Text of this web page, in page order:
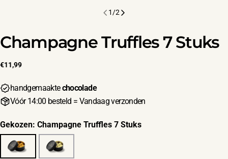
1/2
Champagne Truffles 7 Stuks
Normale
€11,99
handgemaaktechocolade
Vóór 14:00 besteld = Vandaag verzonden
Gekozen: Champagne Truffles 7 Stuks